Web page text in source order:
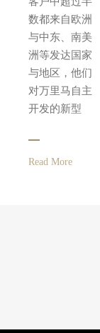
数都来自欧洲
与中东、南美
洲等发达国家
与地区，他们
对万里马自主
开发的新型
Read More